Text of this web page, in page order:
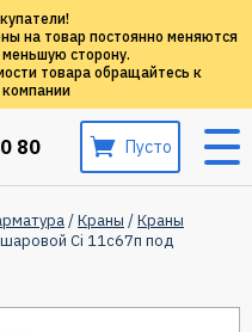
на товар постоянно меняются
сторону.
товара обращайтесь к
80 Пусто
/Краны /Краны
Ci 11с67п под